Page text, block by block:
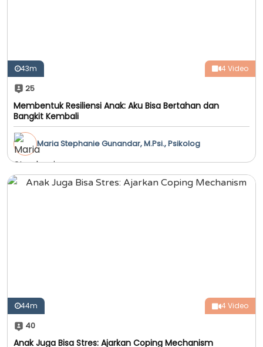
43m 4 Video
25
Membentuk Resiliensi Anak: Aku Bisa Bertahan dan
Bangkit Kembali
Maria Stephanie Gunandar, M.Psi., Psikolog
44m 4 Video
40
Anak Juga Bisa Stres: Ajarkan Coping Mechanism